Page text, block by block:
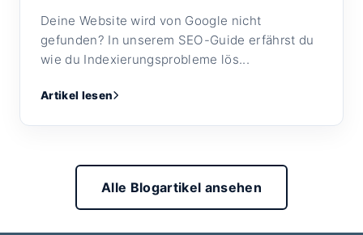
Deine Website wird von Google nicht
gefunden? In unserem SEO-Guide erfährst du
wie du Indexierungsprobleme lös...
Artikel lesen
Alle Blogartikel ansehen